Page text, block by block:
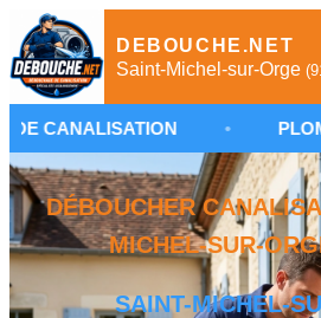
DEBOUCHE.NET
Saint-Michel-sur-Orge
• PLOMBIER
DÉBOUCHER
MICHEL-SUR-
SAINT-MICHEL-